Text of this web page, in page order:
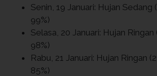
Senin, 19 Januari: Hujan Sedang
99%)
Selasa, 20 Januari: Hujan Ringan
98%)
Rabu, 21 Januari: Hujan Ringan
85%)